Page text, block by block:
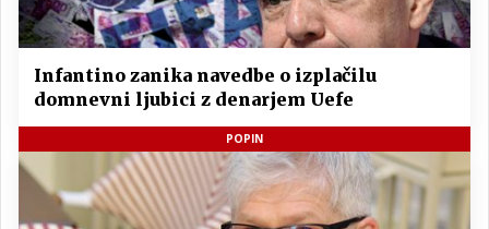
Infantino zanika navedbe o izplačilu
domnevni ljubici z denarjem Uefe
POPIN